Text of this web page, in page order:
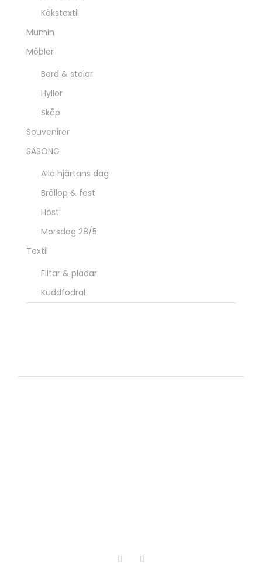
Kökstextil
Mumin
Möbler
Bord & stolar
Hyllor
Skåp
Souvenirer
SÄSONG
Alla hjärtans dag
Bröllop & fest
Höst
Morsdag 28/5
Textil
Filtar & plädar
Kuddfodral